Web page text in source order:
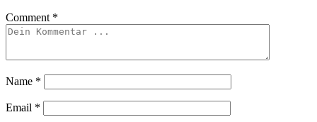
Comment *
Name *
Email *